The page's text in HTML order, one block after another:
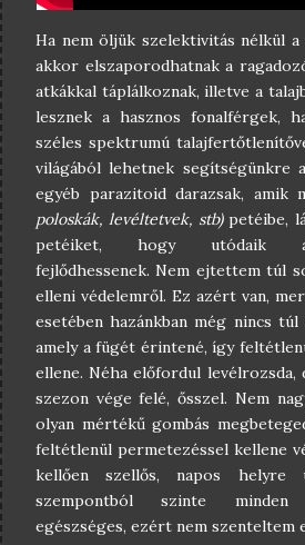
Ha nem öljük szelektivitás nélkül
akkor elszaporodhatnak a
atkákkal táplálkoznak, illetve a
lesznek a hasznos fonalférgek,
széles spektrumú
világából lehetnek segítségünkre
egyéb parazitoid darazsak, amik
poloskák, levéltetvek, stb)petéibe,
petéiket, hogy utódaik
fejlődhessenek. Nem ejtettem túl
elleni védelemről. Ez azért van,
esetében hazánkban még nincs túl
amely a fügét érintené, így
ellene. Néha előfordul levélrozsda,
szezon vége felé, ősszel. Nem
olyan mértékű gombás
feltétlenül permetezéssel kellene
kellően szellős, napos
szempontból szinte minden
egészséges, ezért nem szenteltem